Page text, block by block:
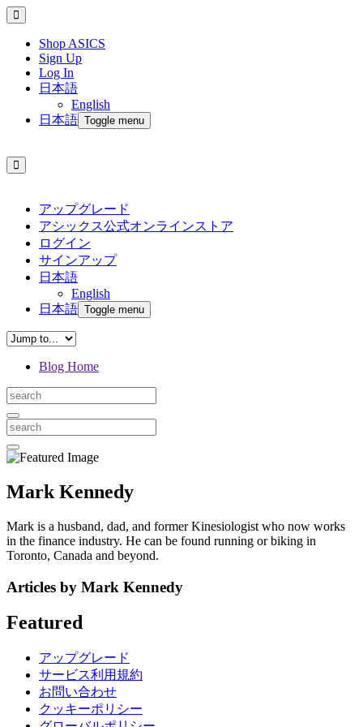
Shop ASICS
Sign Up
Log In
日本語
English
日本語 Toggle menu
アップグレード
アシックス公式オンラインストア
ログイン
サインアップ
日本語
English
日本語 Toggle menu
Blog Home
Mark Kennedy
Mark is a husband, dad, and former Kinesiologist who now works
in the finance industry. He can be found running or biking in
Toronto, Canada and beyond.
Articles by Mark Kennedy
Featured
アップグレード
サービス利用規約
お問い合わせ
クッキーポリシー